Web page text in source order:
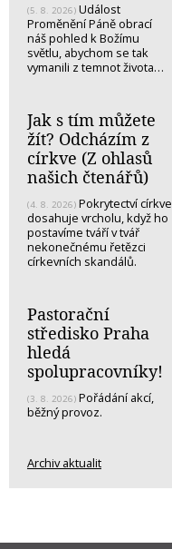
(5. 8. 2026) Událost
Proměnění Páně obrací
náš pohled k Božímu
světlu, abychom se tak
vymanili z temnot života…
Jak s tím můžete
žít? Odcházím z
církve (Z ohlasů
našich čtenářů)
(4. 8. 2026) Pokrytectví církve
dosahuje vrcholu, když ho
postavíme tváří v tvář
nekonečnému řetězci
církevních skandálů.
Pastorační
středisko Praha
hledá
spolupracovníky!
(3. 8. 2026) Pořádání akcí,
běžný provoz.
Archiv aktualit